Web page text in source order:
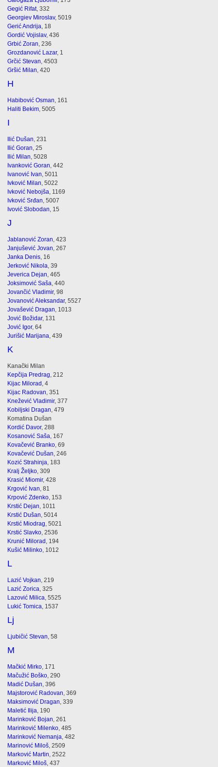
Gegić Rifat, 332
Georgiev Miroslav, 5019
Gerić Andrija, 18
Gordić Vojislav, 436
Grbić Zoran, 236
Grozdanović Lazar, 1
Grčić Stevan, 4503
Gršić Milan, 420
H
Habibović Osman, 161
Haliti Bekim, 5005
I
Ilić Dušan, 231
Ilić Goran, 25
Ilić Milan, 5028
Ivanković Goran, 442
Ivanović Ivan, 5011
Ivković Milan, 5022
Ivković Nebojša, 1169
Ivković Srđan, 5007
Ivović Slobodan, 15
J
Jablanović Zoran, 423
Janjušević Jovan, 267
Janka Denis, 16
Jerković Nikola, 39
Jeverica Dejan, 465
Joksimović Saša, 440
Jovančić Vladimir, 98
Jovanović Aleksandar, 5527
Jovašević Dragan, 1013
Jović Božidar, 131
Jović Igor, 64
Jurišić Marijana, 439
K
Kanački Milan
Kepčija Predrag, 212
Kijac Milorad , 4
Kijac Radovan, 351
Knežević Vladimir, 377
Kobiljski Dragan, 479
Komatina Dušan
Kordić Davor, 288
Kosanović Saša, 167
Kovačević Branko, 69
Kovačević Dušan, 246
Kozić Strahinja, 183
Kralj Željko, 309
Krasić Miomir, 428
Krgović Ivan, 81
Krpović Zdenko, 153
Krstić Dejan, 1011
Krstić Dušan, 5014
Krstić Miodrag, 5021
Krstić Slavko, 2536
Krunić Milorad , 194
Kušić Milinko, 1012
L
Lazić Vojkan, 219
Lazić Zorica, 325
Lazović Milica, 5525
Lukić Tomica, 1537
Lj
Ljubičić Stevan, 58
M
Mačkić Mirko, 171
Mačužić Boško, 290
Madić Dušan, 396
Majstorović Radovan, 369
Maksimović Dragan, 339
Maletić Ilija, 190
Marinković Bojan, 261
Marinković Milenko, 485
Marinković Nemanja, 482
Marinović Miloš, 2509
Marković Martin, 2522
Marković Miloš, 437